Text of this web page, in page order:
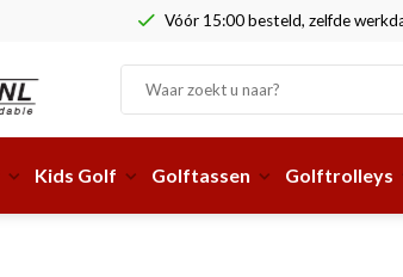
Vóór 15:00 besteld, zelfde
Kids Golf Golftassen Golftrolleys